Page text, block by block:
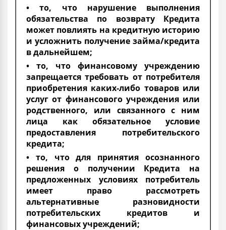
• то, что нарушение выполнения
обязательства по возврату Кредита
может повлиять на кредитную историю
и усложнить получение займа/кредита
в дальнейшем;
• то, что финансовому учреждению
запрещается требовать от потребителя
приобретения каких-либо товаров или
услуг от финансового учреждения или
родственного, или связанного с ним
лица как обязательное условие
предоставления потребительского
кредита;
• то, что для принятия осознанного
решения о получении Кредита на
предложенных условиях потребитель
имеет право рассмотреть
альтернативные разновидности
потребительских кредитов и
финансовых учреждений;